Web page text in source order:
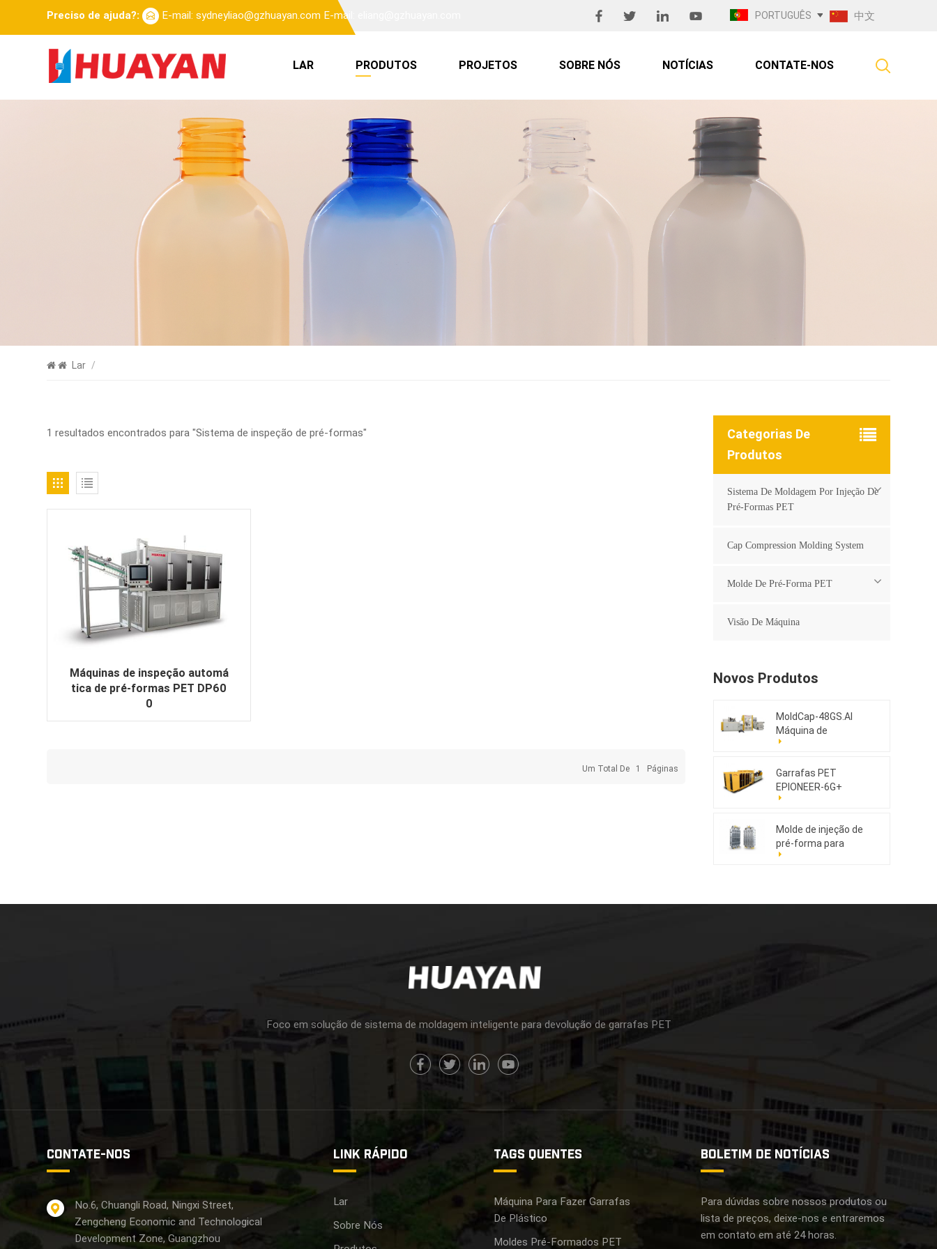
Preciso de ajuda?: E-mail: sydneyliao@gzhuayan.com E-mail: eliang@gzhuayan.com PORTUGUÊS 中文
LAR PRODUTOS PROJETOS SOBRE NÓS NOTÍCIAS CONTATE-NOS
Lar /
1 resultados encontrados para "Sistema de inspeção de pré-formas"
Máquinas de inspeção automá
tica de pré-formas PET DP60
0
Um Total De 1 Páginas
Categorias De
Produtos
Sistema De Moldagem Por Injeção De
Pré-Formas PET
Cap Compression Molding System
Molde De Pré-Forma PET
Visão De Máquina
Novos Produtos
MoldCap-48GS.AI
Máquina de
moldagem por
tampas de alta
velocidade
Garrafas PET
EPIONEER-6G+
Molde de injeção de
pré-forma para
animais de estimação
Foco em solução de sistema de moldagem inteligente para devolução de garrafas PET
CONTATE-NOS
No.6, Chuangli Road, Ningxi Street,
Zengcheng Economic and Technological
Development Zone, Guangzhou
LINK RÁPIDO
Lar
Sobre Nós
TAGS QUENTES
Máquina Para Fazer Garrafas
De Plástico
Moldes Pré-Formados PET
BOLETIM DE NOTÍCIAS
Para dúvidas sobre nossos produtos ou
lista de preços, deixe-nos e entraremos
em contato em até 24 horas.